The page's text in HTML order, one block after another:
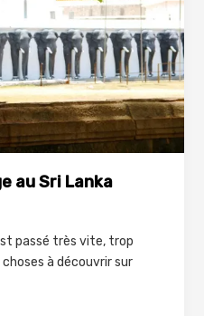
au Sri Lanka
passé très vite, trop
à découvrir sur